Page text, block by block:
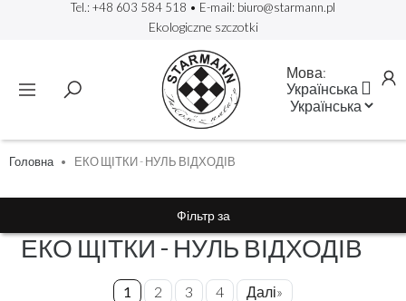
Tel.: +48 603 584 518 • E-mail: biuro@starmann.pl
Ekologiczne szczotki
Мова:
Українська 
Головна ЕКО ЩІТКИ - НУЛЬ ВІДХОДІВ
Фільтр за
ЕКО ЩІТКИ - НУЛЬ ВІДХОДІВ
1 2 3 4 Далі»